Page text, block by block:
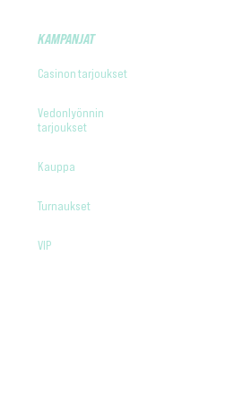
KAMPANJAT
Casinon tarjoukset
Vedonlyönnin
tarjoukset
Kauppa
Turnaukset
VIP